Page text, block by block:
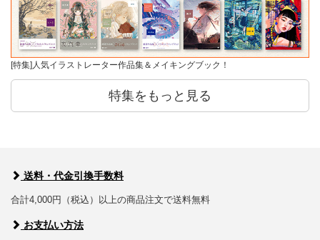
[特集]人気イラストレーター作品集＆メイキングブック！
特集をもっと見る
送料・代金引換手数料
合計4,000円（税込）以上の商品注文で送料無料
お支払い方法